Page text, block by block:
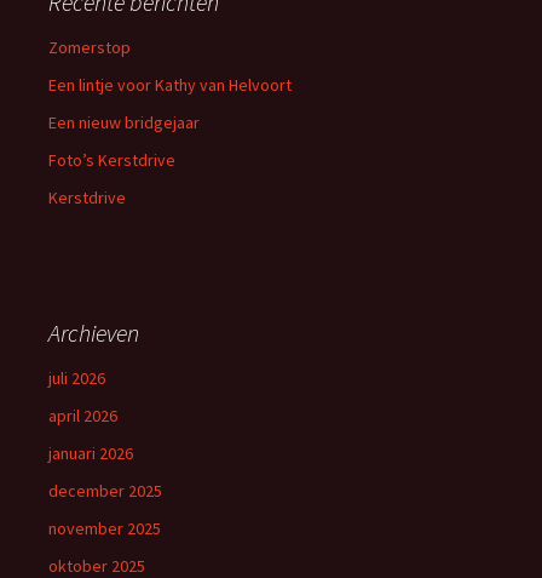
Zomerstop
Een lintje voor Kathy van Helvoort
Een nieuw bridgejaar
Foto’s Kerstdrive
Kerstdrive
Archieven
juli 2026
april 2026
januari 2026
december 2025
november 2025
oktober 2025